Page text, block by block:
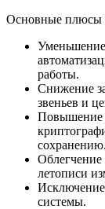
Основные плюсы
Уменьшение
работы.
Снижение
звеньев и
Повышение
сохранению.
Облегчение
летописи
системы.